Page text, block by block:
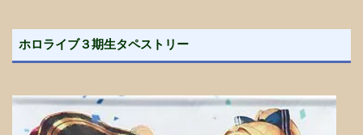
ホロライブ３期生タペストリー